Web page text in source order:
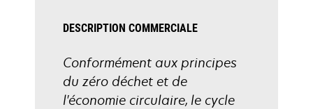
DESCRIPTION COMMERCIALE
Conformément aux principes
du zéro déchet et de
l'économie circulaire, le cycle